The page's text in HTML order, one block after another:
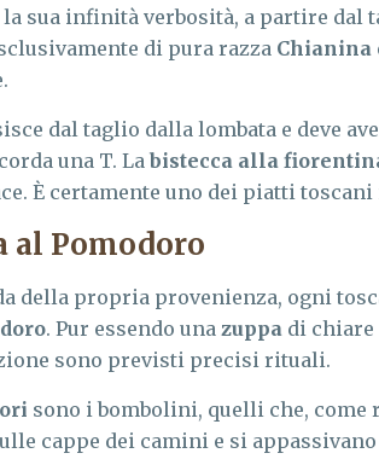
sua infinità verbosità, a partire dal
di pura razza Chianina
dal taglio dalla lombata e deve
una T. Labistecca alla
È certamente uno dei piatti
al Pomodoro
della propria provenienza, ogni
. Pur essendo una zuppa di
sono previsti precisi rituali.
sono i bombolini, quelli che,
cappe dei camini e si